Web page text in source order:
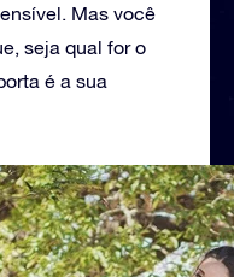
Mas você
seja qual for o
é a sua